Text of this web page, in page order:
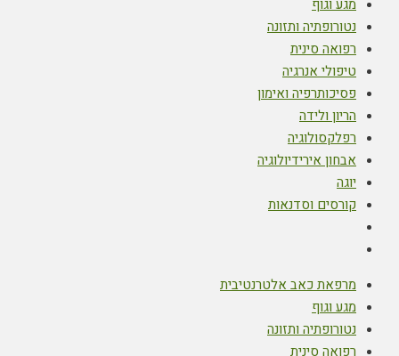
מגע וגוף
נטורופתיה ותזונה
רפואה סינית
טיפולי אנרגיה
פסיכותרפיה ואימון
הריון ולידה
רפלקסולוגיה
אבחון אירידיולוגיה
יוגה
קורסים וסדנאות
מרפאת כאב אלטרנטיבית
מגע וגוף
נטורופתיה ותזונה
רפואה סינית